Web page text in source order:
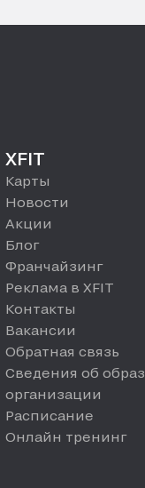
XFIT
Карты
Новости
Акции
Блог
Франчайзинг
Реклама в XFIT
Контакты
Вакансии
Обратная связь
Сведения об
организации
Расписание
Онлайн тренинг